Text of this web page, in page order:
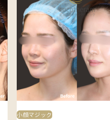
小顔マジック